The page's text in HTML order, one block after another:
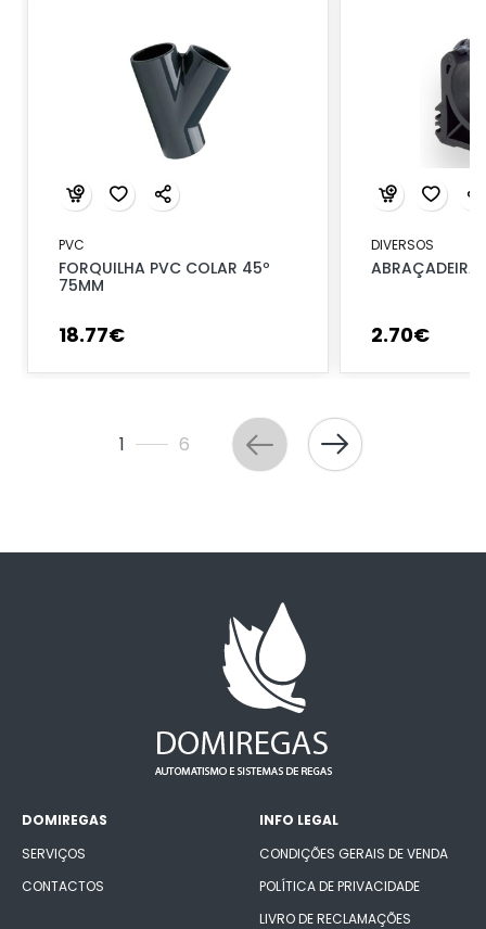
PVC
FORQUILHA PVC COLAR 45º
75MM
18.77€
DIVERSOS
ABRAÇADEIRA
2.70€
1 6
DOMIREGAS
SERVIÇOS
CONTACTOS
INFO LEGAL
CONDIÇÕES GERAIS DE VENDA
POLÍTICA DE PRIVACIDADE
LIVRO DE RECLAMAÇÕES